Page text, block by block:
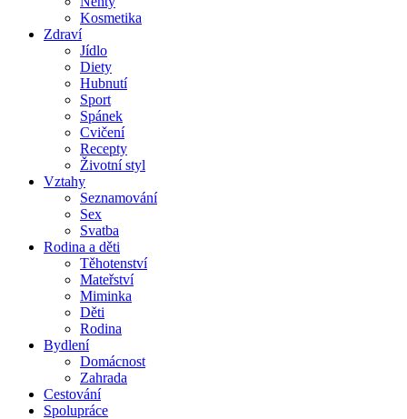
Kosmetika
Zdraví
Jídlo
Diety
Hubnutí
Sport
Spánek
Cvičení
Recepty
Životní styl
Vztahy
Seznamování
Sex
Svatba
Rodina a děti
Těhotenství
Mateřství
Miminka
Děti
Rodina
Bydlení
Domácnost
Zahrada
Cestování
Spolupráce